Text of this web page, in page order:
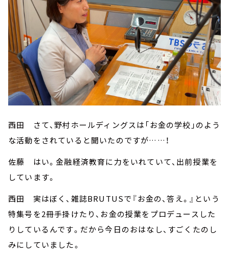
西田 さて、野村ホールディングスは「お金の学校」のよう
な活動をされていると聞いたのですが……！
佐藤 はい。金融経済教育に力をいれていて、出前授業を
しています。
西田 実はぼく、雑誌BRUTUSで『お金の、答え。』という
特集号を2冊手掛けたり、お金の授業をプロデュースした
りしているんです。だから今日のおはなし、すごくたのし
みにしていました。